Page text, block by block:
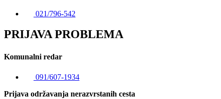
021/796-542
PRIJAVA PROBLEMA
Komunalni redar
091/607-1934
Prijava održavanja nerazvrstanih cesta